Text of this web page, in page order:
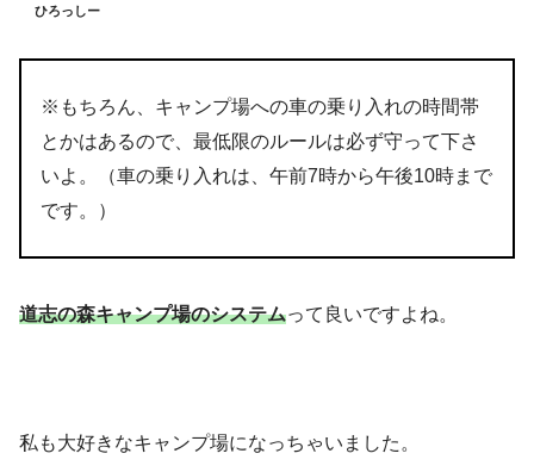
ひろっしー
※もちろん、キャンプ場への車の乗り入れの時間帯
とかはあるので、最低限のルールは必ず守って下さ
いよ。（車の乗り入れは、午前7時から午後10時まで
です。）
道志の森キャンプ場のシステムって良いですよね。
私も大好きなキャンプ場になっちゃいました。